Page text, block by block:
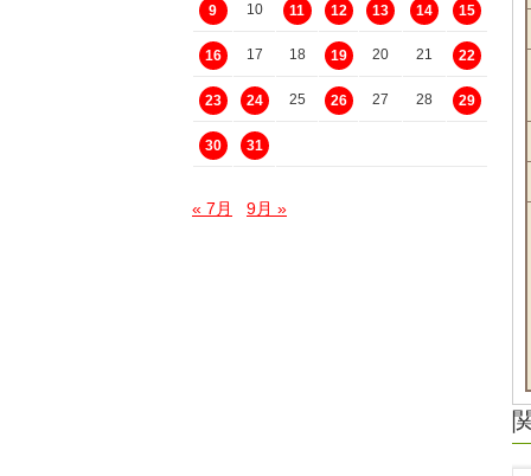
9 10 11 12 13 14 15
16 17 18 19 20 21 22
23 24 25 26 27 28 29
30 31
« 7月 9月 »